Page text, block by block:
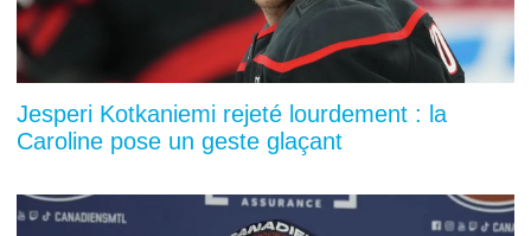
Jesperi Kotkaniemi rejeté lourdement : la
Caroline pose un geste glaçant